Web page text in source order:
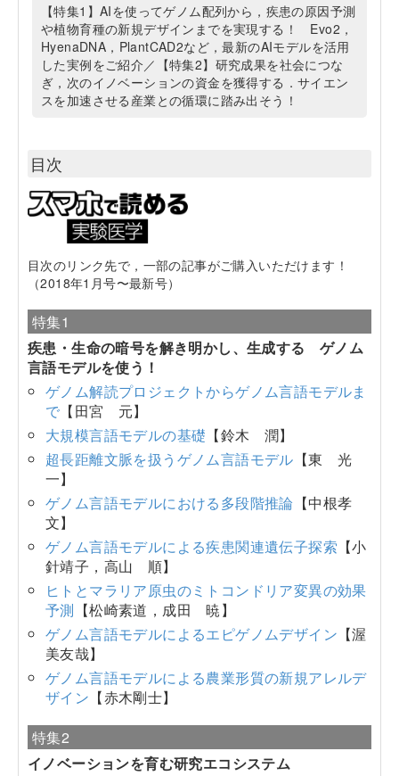
【特集1】AIを使ってゲノム配列から，疾患の原因予測
や植物育種の新規デザインまでを実現する！ Evo2，
HyenaDNA，PlantCAD2など，最新のAIモデルを活用
した実例をご紹介／【特集2】研究成果を社会につな
ぎ，次のイノベーションの資金を獲得する．サイエン
スを加速させる産業との循環に踏み出そう！
目次
目次のリンク先で，一部の記事がご購入いただけます！
（2018年1月号〜最新号）
特集1
疾患・生命の暗号を解き明かし、生成する ゲノム
言語モデルを使う！
ゲノム解読プロジェクトからゲノム言語モデルま
で 【田宮 元】
大規模言語モデルの基礎 【鈴木 潤】
超長距離文脈を扱うゲノム言語モデル 【東 光
一】
ゲノム言語モデルにおける多段階推論 【中根孝
文】
ゲノム言語モデルによる疾患関連遺伝子探索 【小
針靖子，高山 順】
ヒトとマラリア原虫のミトコンドリア変異の効果
予測 【松崎素道，成田 暁】
ゲノム言語モデルによるエピゲノムデザイン 【渥
美友哉】
ゲノム言語モデルによる農業形質の新規アレルデ
ザイン 【赤木剛士】
特集2
イノベーションを育む研究エコシステム